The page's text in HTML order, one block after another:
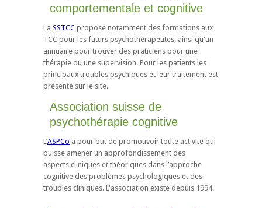
comportementale et cognitive
La SSTCC propose notamment des formations aux
TCC pour les futurs psychothérapeutes, ainsi qu'un
annuaire pour trouver des praticiens pour une
thérapie ou une supervision. Pour les patients les
principaux troubles psychiques et leur traitement est
présenté sur le site.
Association suisse de
psychothérapie cognitive
L’ASPCo a pour but de promouvoir toute activité qui
puisse amener un approfondissement des
aspects cliniques et théoriques dans l’approche
cognitive des problèmes psychologiques et des
troubles cliniques. L'association existe depuis 1994.